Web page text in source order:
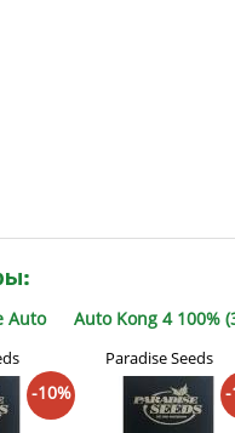
Auto
-10%
Auto Kong 4 100%
Paradise Seeds
-